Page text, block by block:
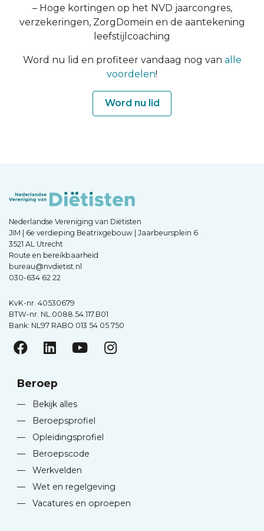
– Hoge kortingen op het NVD jaarcongres,
verzekeringen, ZorgDomein en de aantekening
leefstijlcoaching
Word nu lid en profiteer vandaag nog van alle
voordelen!
Word nu lid
Nederlandse Vereniging van Diëtisten
JIM | 6e verdieping Beatrixgebouw | Jaarbeursplein 6
3521 AL Utrecht
Route en bereikbaarheid
bureau@nvdietist.nl
030-634 62 22
KvK-nr. 40530679
BTW-nr. NL.0088.54.117.B01
Bank: NL97 RABO 013 54 05 750
Beroep
—
Bekijk alles
—
Beroepsprofiel
—
Opleidingsprofiel
—
Beroepscode
—
Werkvelden
—
Wet en regelgeving
—
Vacatures en oproepen